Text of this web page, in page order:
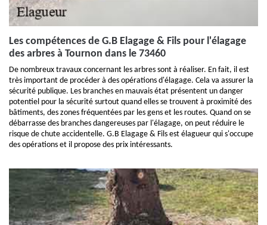
Les compétences de G.B Elagage & Fils pour l'élagage
des arbres à Tournon dans le 73460
De nombreux travaux concernant les arbres sont à réaliser. En fait, il est
très important de procéder à des opérations d'élagage. Cela va assurer la
sécurité publique. Les branches en mauvais état présentent un danger
potentiel pour la sécurité surtout quand elles se trouvent à proximité des
bâtiments, des zones fréquentées par les gens et les routes. Quand on se
débarrasse des branches dangereuses par l'élagage, on peut réduire le
risque de chute accidentelle. G.B Elagage & Fils est élagueur qui s'occupe
des opérations et il propose des prix intéressants.